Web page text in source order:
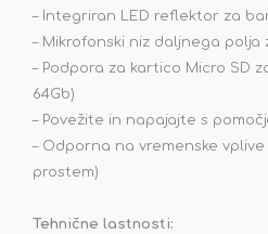
– Integriran LED reflektor za
– Mikrofonski niz daljnega polja
– Podpora za kartico Micro SD
64Gb)
– Povežite in napajajte s
– Odporna na vremenske
prostem)
Tehnične lastnosti: